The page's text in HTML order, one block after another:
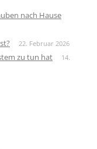
nach Hause
22. Februar 2026
zu tun hat
14.